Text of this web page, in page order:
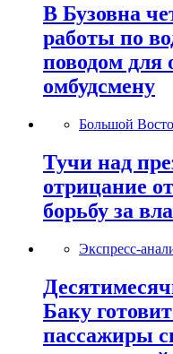
В Бузовна
работы по
поводом для
омбудсмену
Большой
Тучи над
отрицание
борьбу за
Экспресс-
Баку
пассажиры